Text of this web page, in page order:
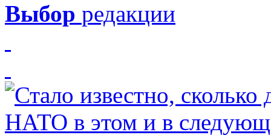
Выбор редакции